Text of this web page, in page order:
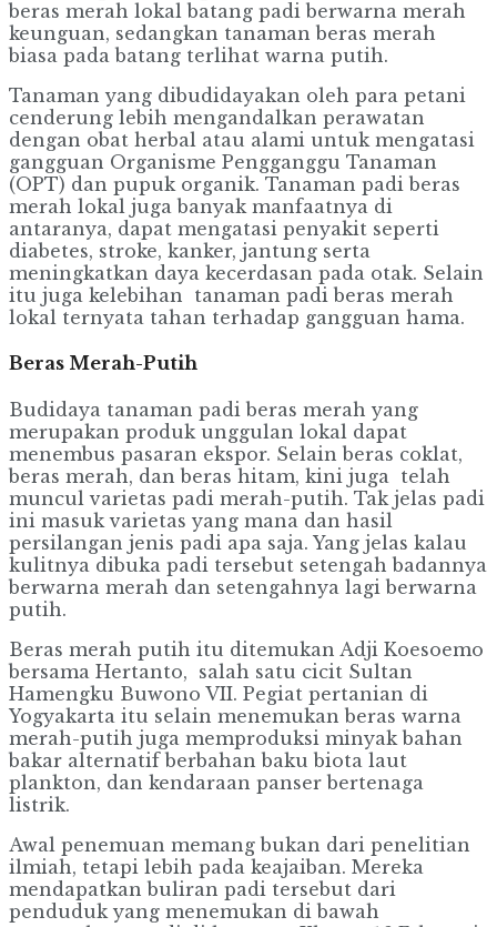
beras merah lokal batang padi berwarna merah
keunguan, sedangkan tanaman beras merah
biasa pada batang terlihat warna putih.
Tanaman yang dibudidayakan oleh para petani
cenderung lebih mengandalkan perawatan
dengan obat herbal atau alami untuk mengatasi
gangguan Organisme Pengganggu Tanaman
(OPT) dan pupuk organik. Tanaman padi beras
merah lokal juga banyak manfaatnya di
antaranya, dapat mengatasi penyakit seperti
diabetes, stroke, kanker, jantung serta
meningkatkan daya kecerdasan pada otak. Selain
itu juga kelebihan tanaman padi beras merah
lokal ternyata tahan terhadap gangguan hama.
Beras Merah-Putih
Budidaya tanaman padi beras merah yang
merupakan produk unggulan lokal dapat
menembus pasaran ekspor. Selain beras coklat,
beras merah, dan beras hitam, kini juga telah
muncul varietas padi merah-putih. Tak jelas padi
ini masuk varietas yang mana dan hasil
persilangan jenis padi apa saja. Yang jelas kalau
kulitnya dibuka padi tersebut setengah badannya
berwarna merah dan setengahnya lagi berwarna
putih.
Beras merah putih itu ditemukan Adji Koesoemo
bersama Hertanto, salah satu cicit Sultan
Hamengku Buwono VII. Pegiat pertanian di
Yogyakarta itu selain menemukan beras warna
merah-putih juga memproduksi minyak bahan
bakar alternatif berbahan baku biota laut
plankton, dan kendaraan panser bertenaga
listrik.
Awal penemuan memang bukan dari penelitian
ilmiah, tetapi lebih pada keajaiban. Mereka
mendapatkan buliran padi tersebut dari
penduduk yang menemukan di bawah